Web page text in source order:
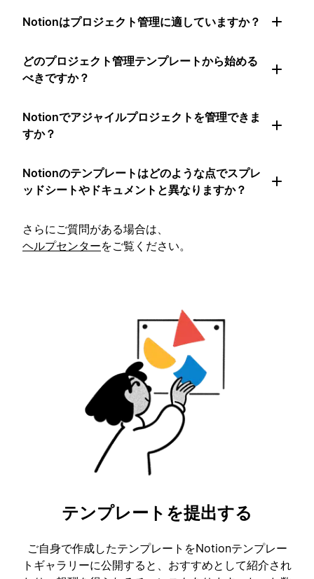
Notionはプロジェクト管理に適していますか？
どのプロジェクト管理テンプレートから始める
べきですか？
Notionでアジャイルプロジェクトを管理できま
すか？
Notionのテンプレートはどのような点でスプレ
ッドシートやドキュメントと異なりますか？
さらにご質問がある場合は、
ヘルプセンターをご覧ください。
テンプレートを提出する
ご自身で作成したテンプレートをNotionテンプレー
トギャラリーに公開すると、おすすめとして紹介され